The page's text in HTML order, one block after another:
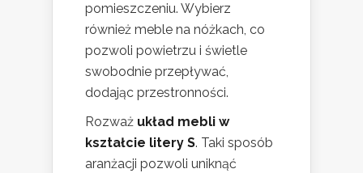
pomieszczeniu. Wybierz
również meble na nóżkach, co
pozwoli powietrzu i świetle
swobodnie przepływać,
dodając przestronności.
Rozważ układ mebli w
kształcie litery S. Taki sposób
aranżacji pozwoli uniknąć